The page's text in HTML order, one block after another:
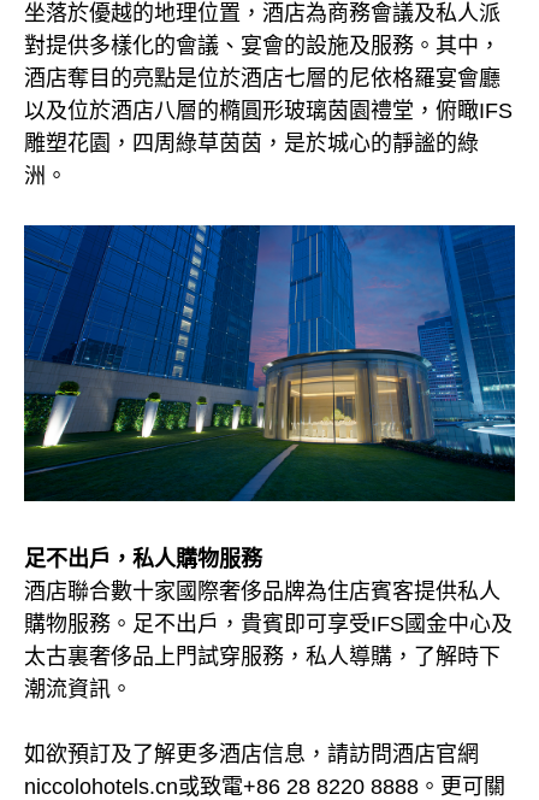
坐落於優越的地理位置，酒店為商務會議及私人派
對提供多樣化的會議、宴會的設施及服務。其中，
酒店奪目的亮點是位於酒店七層的尼依格羅宴會廳
以及位於酒店八層的橢圓形玻璃茵園禮堂，俯瞰IFS
雕塑花園，四周綠草茵茵，是於城心的靜謐的綠
洲。
足不出戶，私人購物服務
酒店聯合數十家國際奢侈品牌為住店賓客提供私人
購物服務。足不出戶，貴賓即可享受IFS國金中心及
太古裏奢侈品上門試穿服務，私人導購，了解時下
潮流資訊。
如欲預訂及了解更多酒店信息，請訪問酒店官網
niccolohotels.cn或致電+86 28 8220 8888。更可關